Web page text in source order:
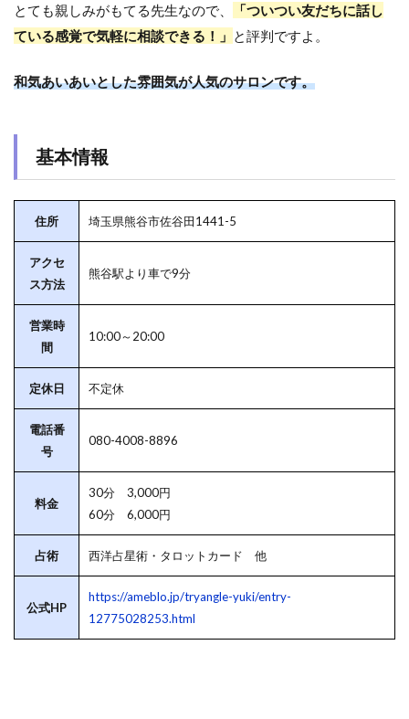
とても親しみがもてる先生なので、
「ついつい友だちに話し
ている感覚で気軽に相談できる！」 と評判ですよ。
和気あいあいとした雰囲気が人気のサロンです。
基本情報
住所 埼玉県熊谷市佐谷田1441-5
アクセ
ス方法
熊谷駅より車で9分
営業時
間
10:00～20:00
定休日 不定休
電話番
号
080-4008-8896
料金
30分 3,000円
60分 6,000円
占術 西洋占星術・タロットカード 他
公式HP
https://ameblo.jp/tryangle-yuki/entry-
12775028253.html